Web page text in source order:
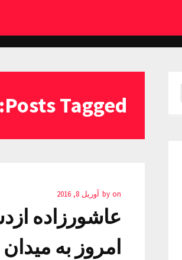
Posts Tagged: يابى
by on آوریل 8, 2016
عاشورزاده
امروز به